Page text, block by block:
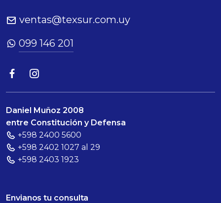
ventas@texsur.com.uy
099 146 201
Daniel Muñoz 2008
entre Constitución y Defensa
+598 2400 5600
+598 2402 1027 al 29
+598 2403 1923
Envianos tu consulta